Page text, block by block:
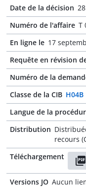
Date de la décision
Numéro de l'affaire T
En ligne le 17
Requête en révision
Numéro de la
Classe de la CIB H04B
Langue de la
Distribution
recours
Téléchargement
Versions JO Aucun